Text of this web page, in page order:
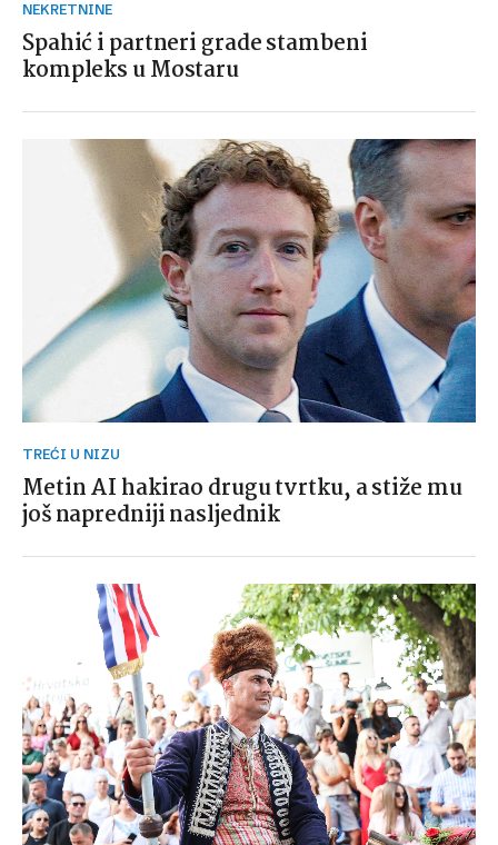
NEKRETNINE
Spahić i partneri grade stambeni
kompleks u Mostaru
TREĆI U NIZU
Metin AI hakirao drugu tvrtku, a stiže mu
još napredniji nasljednik